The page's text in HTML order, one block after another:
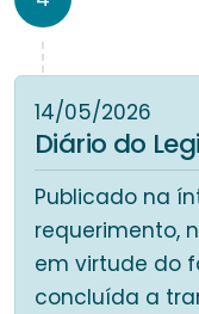
14/05/2026
Diário do
Publicado na
requerimento,
em virtude do
concluída a